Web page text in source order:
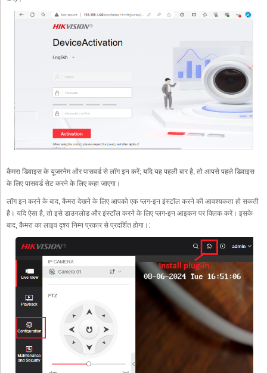
कैमरा डिवाइस के यूजरनेम और पासवर्ड से लॉग इन करें; यदि यह पहली बार है, तो आपसे पहले डिवाइस
के लिए पासवर्ड सेट करने के लिए कहा जाएगा।
लॉग इन करने के बाद, कैमरा देखने के लिए आपको एक प्लग-इन इंस्टॉल करने की आवश्यकता हो सकती
है। यदि ऐसा है, तो इसे डाउनलोड और इंस्टॉल करने के लिए प्लग-इन आइकन पर क्लिक करें। इसके
बाद, कैमरा का लाइव दृश्य निम्न प्रकार से प्रदर्शित होगा।: